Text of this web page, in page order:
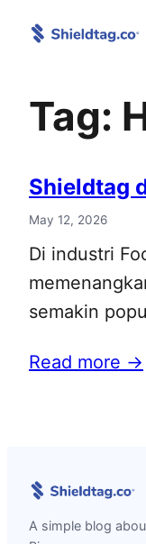
Skip
Tag:
Shieldtag
May 12, 2026
Di industri
semakin
Read more →
A simple blog